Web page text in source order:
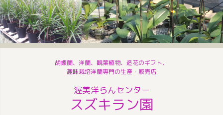
胡蝶蘭、洋蘭、観葉植物、造花のギフト、
趣味栽培洋蘭専門の生産・販売店
渥美洋らんセンター
スズキラン園